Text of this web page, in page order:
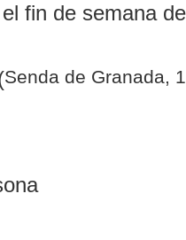
fin de semana
Senda de Granada,